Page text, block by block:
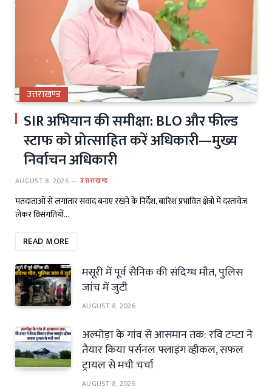
उत्तराखण्ड
SIR अभियान की समीक्षा: BLO और फील्ड
स्टाफ को प्रोत्साहित करें अधिकारी—मुख्य
निर्वाचन अधिकारी
AUGUST 8, 2026 उत्तराखण्ड
मतदाताओं से लगातार संवाद बनाए रखने के निर्देश, बारिश प्रभावित क्षेत्रों में दस्तावेज
लेकर विसंगतियों…
READ MORE
मसूरी में पूर्व सैनिक की संदिग्ध मौत, पुलिस
जांच में जुटी
AUGUST 8, 2026
अल्मोड़ा के गांव से आसमान तक: रवि टम्टा ने
तैयार किया पर्सनल फ्लाइंग व्हीकल, सफल
ट्रायल से मची चर्चा
AUGUST 8, 2026